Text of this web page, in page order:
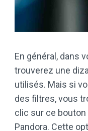
En général, dans
trouverez une
utilisés. Mais si
des filtres, vous
clic sur ce
Pandora. Cette